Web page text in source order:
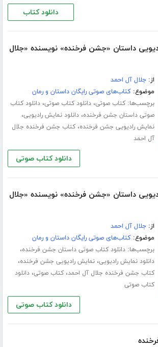
دانلود کتاب
داستان «جشن فرخنده» نویسنده «جلال
از:جلال آل احمد
موضوع:کتاب‌های صوتی رایگان داستان و رمان
برچسب‌ها:کتاب صوتی،دانلود کتاب صوتی،دانلود کتاب
صوتی داستان جشن فرخنده،دانلود نمایش رادیویی،
نمایش رادیویی جشن فرخنده،کتاب جشن فرخنده جلال
آل احمد
دانلود کتاب صوتی
داستان «جشن فرخنده» نویسنده «جلال
از:جلال آل احمد
موضوع:کتاب‌های صوتی رایگان داستان و رمان
برچسب‌ها:دانلود کتاب صوتی داستان جشن فرخنده،
دانلود نمایش رادیویی،نمایش رادیویی جشن فرخنده،
کتاب جشن فرخنده جلال آل احمد،کتاب صوتی،دانلود
کتاب صوتی
دانلود کتاب صوتی